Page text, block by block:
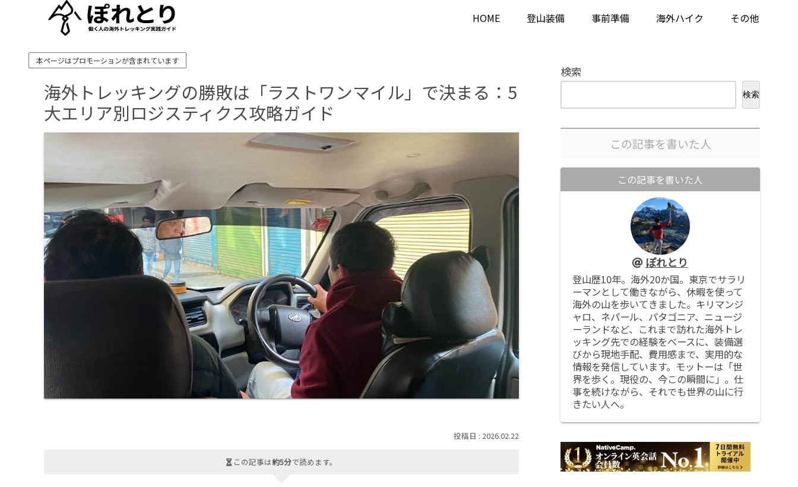
HOME 登山装備 事前準備 海外ハイク その他
本ページはプロモーションが含まれています
海外トレッキングの勝敗は「ラストワンマイル」で決まる：5
大エリア別ロジスティクス攻略ガイド
2026.02.22
この記事は約5分で読めます。
検索
検索
この記事を書いた人
この記事を書いた人
ぽれとり
登山歴10年。海外20か国。東京でサラリ
ーマンとして働きながら、休暇を使って
海外の山を歩いてきました。キリマンジ
ャロ、ネパール、パタゴニア、ニュージ
ーランドなど、これまで訪れた海外トレ
ッキング先での経験をベースに、装備選
びから現地手配、費用感まで、実用的な
情報を発信しています。モットーは「世
界を歩く。現役の、今この瞬間に」。仕
事を続けながら、それでも世界の山に行
きたい人へ。